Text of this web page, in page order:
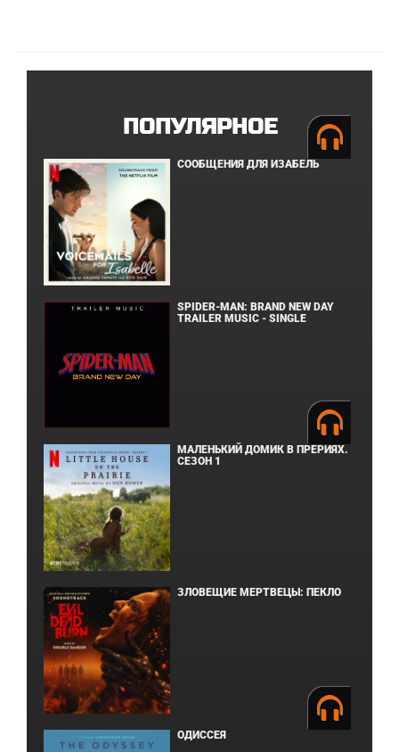
ПОПУЛЯРНОЕ
СООБЩЕНИЯ ДЛЯ ИЗАБЕЛЬ
SPIDER-MAN: BRAND NEW DAY
TRAILER MUSIC - SINGLE
МАЛЕНЬКИЙ ДОМИК В ПРЕРИЯХ.
СЕЗОН 1
ЗЛОВЕЩИЕ МЕРТВЕЦЫ: ПЕКЛО
ОДИССЕЯ